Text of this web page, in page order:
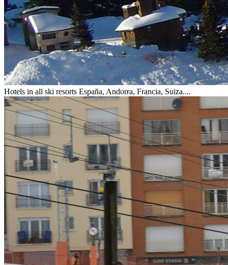
Hotels in all ski resorts España, Andorra, Francia, Suiza....